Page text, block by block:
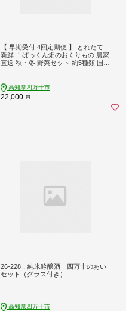
【 早期受付 4回定期便 】 とれたて
新鮮 ！ぱっくん畑のおくりもの 農家
直送 秋・冬 野菜セット 約5種類 国産
限定 お取り寄せ 秋野菜 冬野菜 【202
6年11月～2027年2月まで毎月1回配
送】26-055
高知県四万十市
22,000 円
26-228．純米吟醸酒 四万十のあい
セット（グラス付き）
高知県四万十市